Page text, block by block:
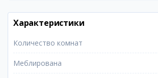
Характеристики
Количество комнат
Меблирована